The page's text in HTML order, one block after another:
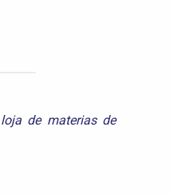
loja de materias de